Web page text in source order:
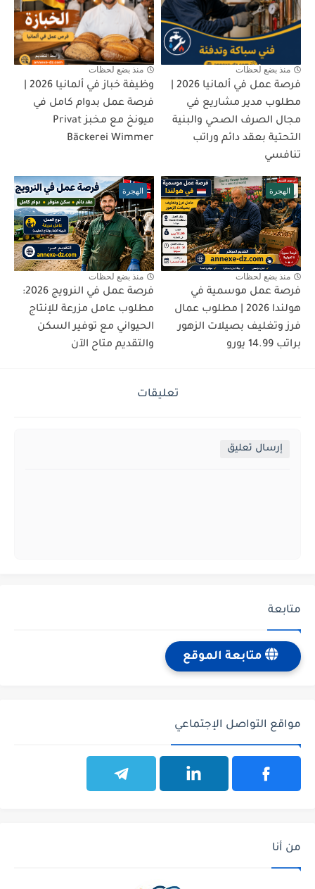
منذ بضع لحظات
مطلوب مدير مشاريع في
مجال الصرف الصحي والبنية
التحتية بعقد دائم وراتب
تنافسي
منذ بضع لحظات
فرصة عمل بدوام كامل في
ميونخ مع مخبز Privat
Bäckerei Wimmer
الهجرة
منذ بضع لحظات
فرصة عمل موسمية في
هولندا 2026 | مطلوب عمال
فرز وتغليف بصيلات الزهور
براتب 14.99 يورو
الهجرة
منذ بضع لحظات
فرصة عمل في النرويج 2026:
مطلوب عامل مزرعة للإنتاج
الحيواني مع توفير السكن
والتقديم متاح الآن
تعليقات
إرسال تعليق
متابعة
متابعة الموقع
مواقع التواصل الإجتماعي
من أنا